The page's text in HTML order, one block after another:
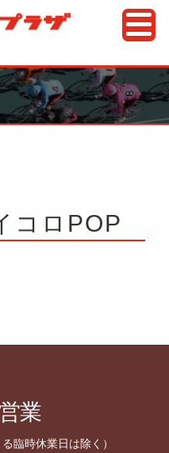
コロPOP
業
臨時休業日は除く）